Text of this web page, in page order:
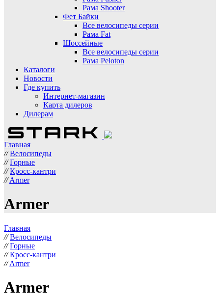
Рама Shooter
Фет Байки
Все велосипеды серии
Рама Fat
Шоссейные
Все велосипеды серии
Рама Peloton
Каталоги
Новости
Где купить
Интернет-магазин
Карта дилеров
Дилерам
Главная
// Велосипеды
// Горные
// Кросс-кантри
// Armer
Armer
Главная
// Велосипеды
// Горные
// Кросс-кантри
// Armer
Armer